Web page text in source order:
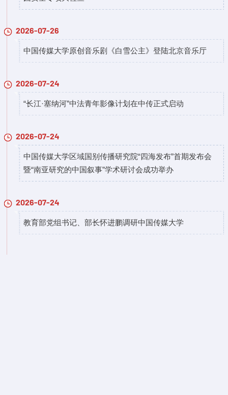
2026-07-26
中国传媒大学原创音乐剧《白雪公主》登陆北京音乐厅
2026-07-24
“长江·塞纳河”中法青年影像计划在中传正式启动
2026-07-24
中国传媒大学区域国别传播研究院“四海发布”首期发布会
暨“南亚研究的中国叙事”学术研讨会成功举办
2026-07-24
教育部党组书记、部长怀进鹏调研中国传媒大学